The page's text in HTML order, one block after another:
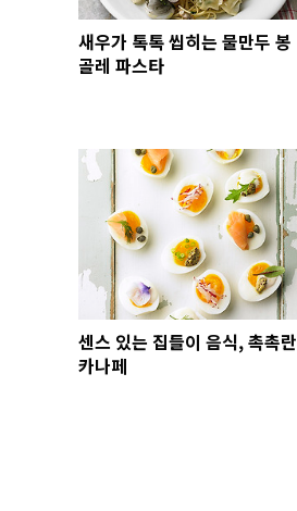
새우가 톡톡 씹히는 물만두 봉
골레 파스타
센스 있는 집들이 음식, 촉촉란
카나페